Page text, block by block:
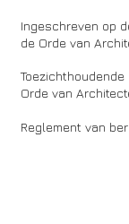
Ingeschreven op
de Orde van
Orde van
Reglement van